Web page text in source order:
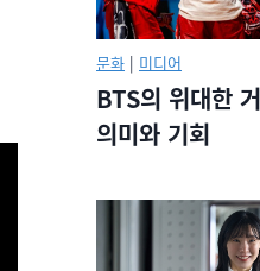
문화 | 미디어
BTS의 위대한
의미와 기회